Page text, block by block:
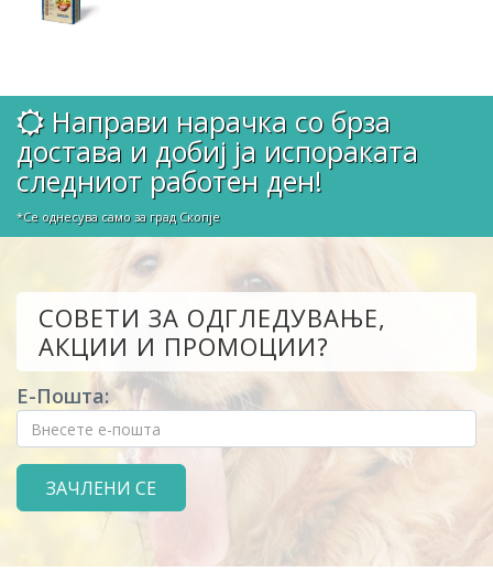
Направи нарачка со брза
достава и добиј ја испораката
следниот работен ден!
*Се однесува само за град Скопје
СОВЕТИ ЗА ОДГЛЕДУВАЊЕ,
АКЦИИ И ПРОМОЦИИ?
Е-Пошта: